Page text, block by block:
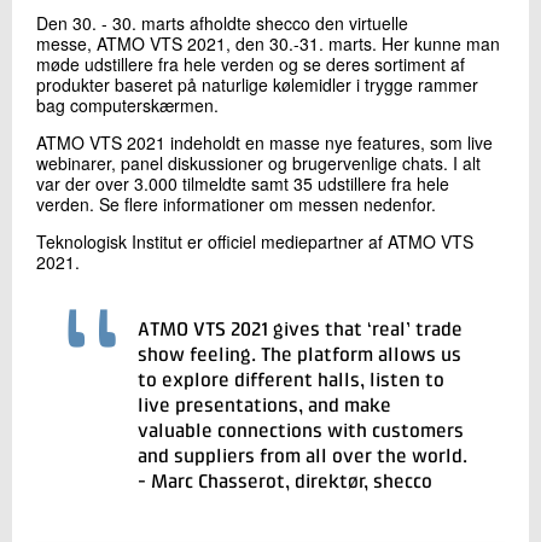
+45 72 20 11 82
Send e-mail
Send
Den 30. - 30. marts afholdte shecco den virtuelle
messe, ATMO VTS 2021, den 30.-31. marts. Her kunne man
møde udstillere fra hele verden og se deres sortiment af
produkter baseret på naturlige kølemidler i trygge rammer
bag computerskærmen.
ATMO VTS 2021 indeholdt en masse nye features, som live
webinarer, panel diskussioner og brugervenlige chats. I alt
var der over 3.000 tilmeldte samt 35 udstillere fra hele
verden. Se flere informationer om messen nedenfor.
Teknologisk Institut er officiel mediepartner af ATMO VTS
2021.
ATMO VTS 2021 gives that ‘real’ trade
show feeling. The platform allows us
to explore different halls, listen to
live presentations, and make
valuable connections with customers
and suppliers from all over the world.
- Marc Chasserot, direktør, shecco